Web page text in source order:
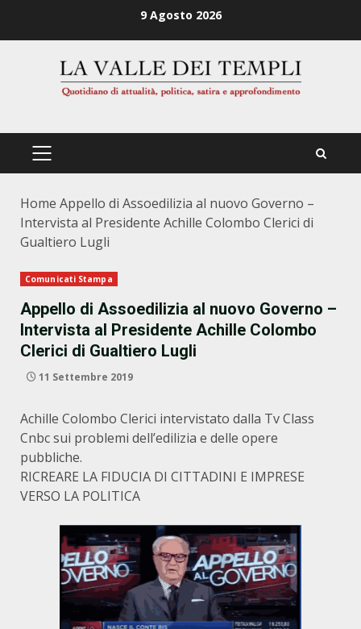
9 Agosto 2026
PRIMÄRES
Home Appello di Assoedilizia al nuovo Governo –
Intervista al Presidente Achille Colombo Clerici di
Gualtiero Lugli
Comunicati Stampa
Appello di Assoedilizia al nuovo Governo –
Intervista al Presidente Achille Colombo
Clerici di Gualtiero Lugli
11 Settembre 2019
Achille Colombo Clerici intervistato dalla Tv Class
Cnbc sui problemi dell’edilizia e delle opere
pubbliche.
RICREARE LA FIDUCIA DI CITTADINI E IMPRESE
VERSO LA POLITICA